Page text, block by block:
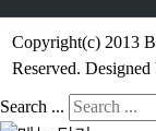
Copyright(c) 2013
Reserved.
Search ...